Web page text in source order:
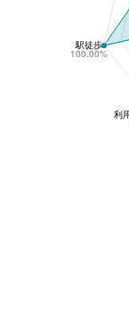
駅徒歩
100.00%
利